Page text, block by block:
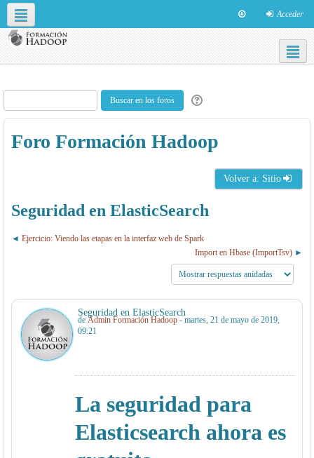
Acceder
Español - Internacional ‎(es)‎
Foro Formación Hadoop
Volver a: Sitio
Seguridad en ElasticSearch
Ejercicio: Viendo las etapas en la interfaz web de Spark
Import en Hbase (ImportTsv)
Seguridad en ElasticSearch
de Admin Formación Hadoop - martes, 21 de mayo de 2019,
09:21
La seguridad para
Elasticsearch ahora es